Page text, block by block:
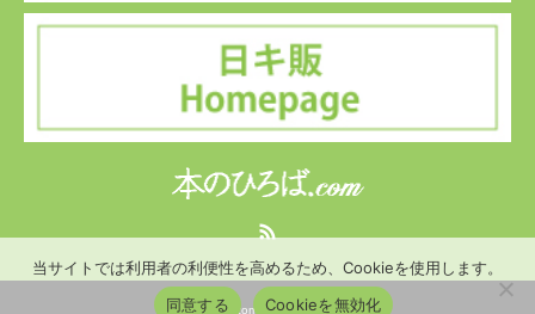
©本のひろば.com . All Rights Reserved.
当サイトでは利用者の利便性を高めるため、Cookieを使用します。
同意する
Cookieを無効化